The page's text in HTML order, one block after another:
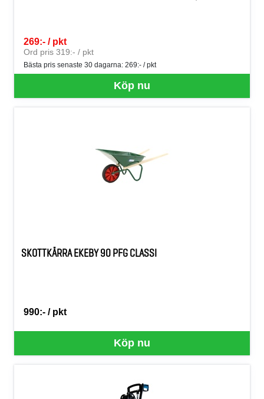
Köp nu
269:- / pkt
SEK per PKT
Ord pris 319:- / pkt
Bästa pris senaste 30 dagarna: 269:- / pkt
SKOTTKÄRRA EKEBY 90 PFG CLASSI
Köp nu
990:- / pkt
SEK per PKT